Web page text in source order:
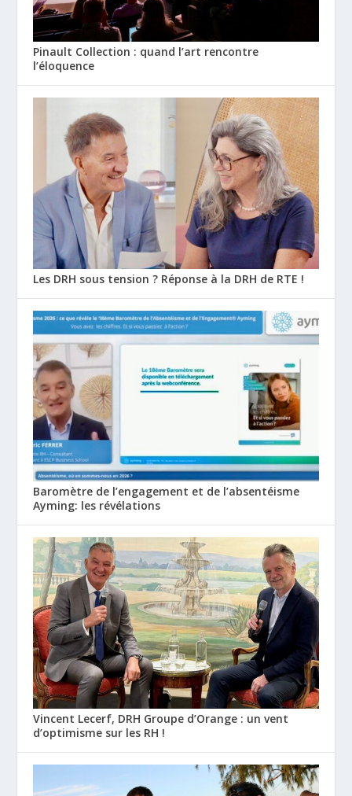
Pinault Collection : quand l’art rencontre
l’éloquence
Les DRH sous tension ? Réponse à la DRH de RTE !
Baromètre de l’engagement et de l’absentéisme
Ayming: les révélations
Vincent Lecerf, DRH Groupe d’Orange : un vent
d’optimisme sur les RH !